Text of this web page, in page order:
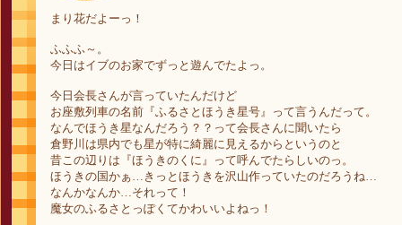
まり花だよーっ！
ふふふ～。
今日はイブのお家でずっと遊んでたよっ。
今日会長さんが言っていたんだけど
お座敷列車の名前『ふるさとほうき星号』って言うんだって。
なんでほうき星なんだろう？？って会長さんに聞いたら
倉野川は県内でも星が特に綺麗に見えるからというのと
昔この辺りは『ほうきのくに』って呼んでたらしいのっ。
ほうきの国かぁ…きっとほうきを沢山作っていたのだろうね…
なんかなんか…それって！
魔女のふるさとっぽくてかわいいよねっ！